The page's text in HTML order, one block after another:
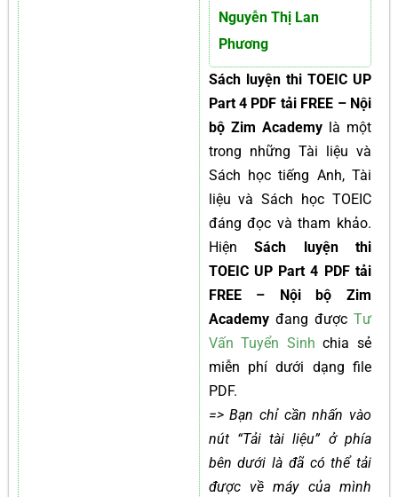
Nguyễn Thị Lan
Phương
Sách luyện thi TOEIC UP
Part 4 PDF tải FREE – Nội
bộ Zim Academylà một
trong những Tài liệu và
Sách học tiếng Anh, Tài
liệu và Sách học TOEIC
đáng đọc và tham khảo.
HiệnSách luyện thi
TOEIC UP Part 4 PDF tải
FREE – Nội bộ Zim
Academy đang được Tư
Vấn Tuyển Sinh chia sẻ
miễn phí dưới dạng file
PDF.
=> Bạn chỉ cần nhấn vào
nút “Tải tài liệu” ở phía
bên dưới là đã có thể tải
được về máy của mình